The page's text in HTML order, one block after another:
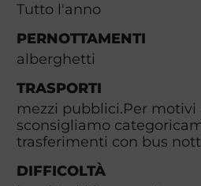
Tutto l'anno
PERNOTTAMENTI
alberghetti
TRASPORTI
mezzi pubblici.Per motivi
sconsigliamo
trasferimenti con bus
DIFFICOLTÀ